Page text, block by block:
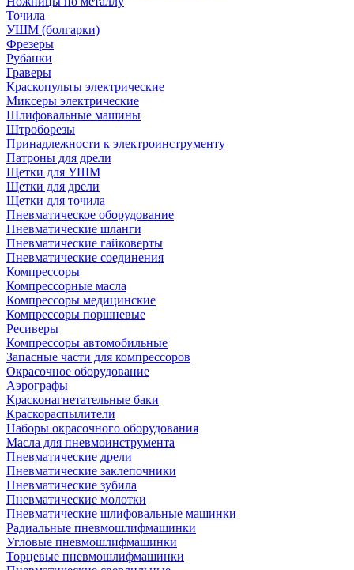
Точила
УШМ (болгарки)
Фрезеры
Рубанки
Граверы
Краскопульты электрические
Миксеры электрические
Шлифовальные машины
Штроборезы
Принадлежности к электроинструменту
Патроны для дрели
Щетки для УШМ
Щетки для дрели
Щетки для точила
Пневматическое оборудование
Пневматические шланги
Пневматические гайковерты
Пневматические соединения
Компрессоры
Компрессорные масла
Компрессоры медицинские
Компрессоры поршневые
Ресиверы
Компрессоры автомобильные
Запасные части для компрессоров
Окрасочное оборудование
Аэрографы
Красконагнетательные баки
Краскораспылители
Наборы окрасочного оборудования
Масла для пневмоинструмента
Пневматические дрели
Пневматические заклепочники
Пневматические зубила
Пневматические молотки
Пневматические шлифовальные машинки
Радиальные пневмошлифмашинки
Угловые пневмошлифмашинки
Торцевые пневмошлифмашинки